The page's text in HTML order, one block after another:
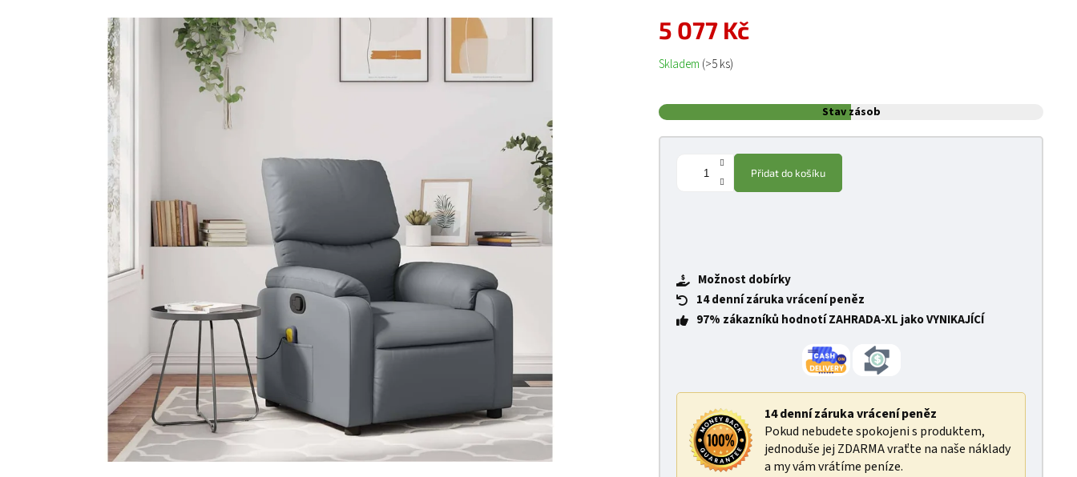
5 077 Kč
Měrná cena:
Skladem (>5 ks)
Stav zásob
Přidat do košíku
Možnost dobírky
14 denní záruka vrácení peněz
97% zákazníků hodnotí ZAHRADA-XL jako VYNIKAJÍCÍ
14 denní záruka vrácení peněz
Pokud nebudete spokojeni s produktem,
jednoduše jej ZDARMA vraťte na naše náklady
a my vám vrátíme peníze.